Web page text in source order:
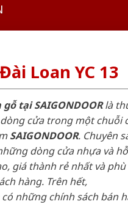
Loan YC 13
tại SAIGONDOORlà
cửa trong một chuỗi
SAIGONDOOR. Chuyên
dòng cửa nhựa và
giá thành rẻ nhất và
hàng. Trên hết,
những chính sách bán